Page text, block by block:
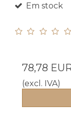
Em stock
78,78
(excl. IVA)